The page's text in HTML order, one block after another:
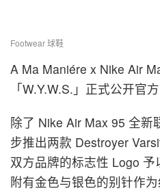
Footwear 球鞋
A Ma Maniére x Nike Air
「W.Y.W.S.」正式公开官
除了 Nike Air Max 95 全新
步推出两款 Destroyer
双方品牌的标志性 Logo
附有金色与银色的别针作为